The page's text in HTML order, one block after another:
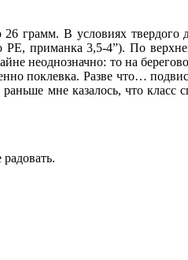
грамм. В условиях
приманка 3,5-4”). По
неоднозначно: то на
поклевка. Разве что…
мне казалось, что класс